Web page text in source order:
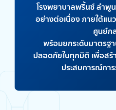
โรงพยาบาลพริ้นซ์ ลำ
อย่างต่อเนื่อง ภายใต้แ
ศูนย์ก
พร้อมยกระดับมาตรฐ
ปลอดภัยในทุกมิติ เพื่อสร้
ประสบการณ์กา